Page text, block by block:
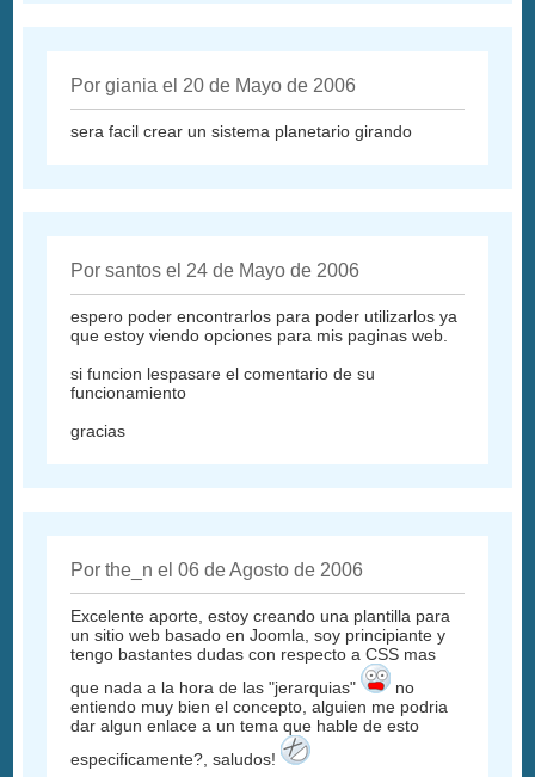
Por giania el 20 de Mayo de 2006
sera facil crear un sistema planetario girando
Por santos el 24 de Mayo de 2006
espero poder encontrarlos para poder utilizarlos ya
que estoy viendo opciones para mis paginas web.
si funcion lespasare el comentario de su
funcionamiento
gracias
Por the_n el 06 de Agosto de 2006
Excelente aporte, estoy creando una plantilla para
un sitio web basado en Joomla, soy principiante y
tengo bastantes dudas con respecto a CSS mas
que nada a la hora de las "jerarquias"
no
entiendo muy bien el concepto, alguien me podria
dar algun enlace a un tema que hable de esto
especificamente?, saludos!